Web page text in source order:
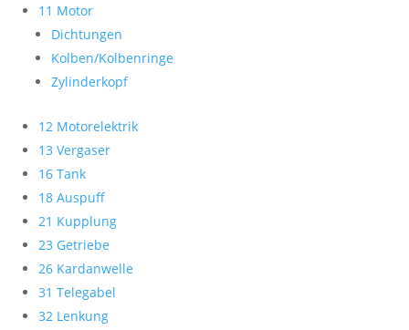
11 Motor
Dichtungen
Kolben/Kolbenringe
Zylinderkopf
12 Motorelektrik
13 Vergaser
16 Tank
18 Auspuff
21 Kupplung
23 Getriebe
26 Kardanwelle
31 Telegabel
32 Lenkung